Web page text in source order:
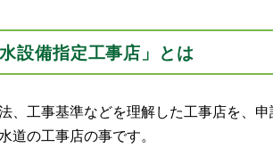
設備指定工事店」とは
、工事基準などを理解した工事店を、
の工事店の事です。